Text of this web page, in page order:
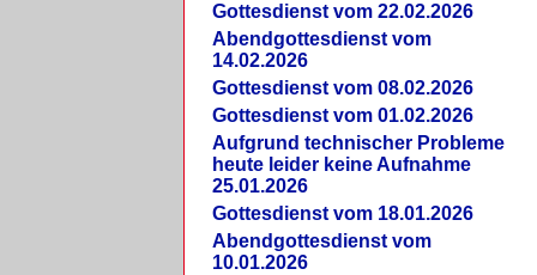
Gottesdienst vom 22.02.2026
Abendgottesdienst vom
14.02.2026
Gottesdienst vom 08.02.2026
Gottesdienst vom 01.02.2026
Aufgrund technischer Probleme
heute leider keine Aufnahme
25.01.2026
Gottesdienst vom 18.01.2026
Abendgottesdienst vom
10.01.2026